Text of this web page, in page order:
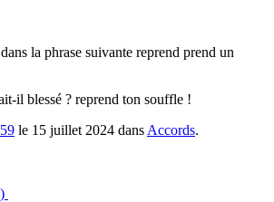
la phrase suivante reprend prend un
il blessé ? reprend ton souffle !
le 15 juillet 2024 dans Accords.